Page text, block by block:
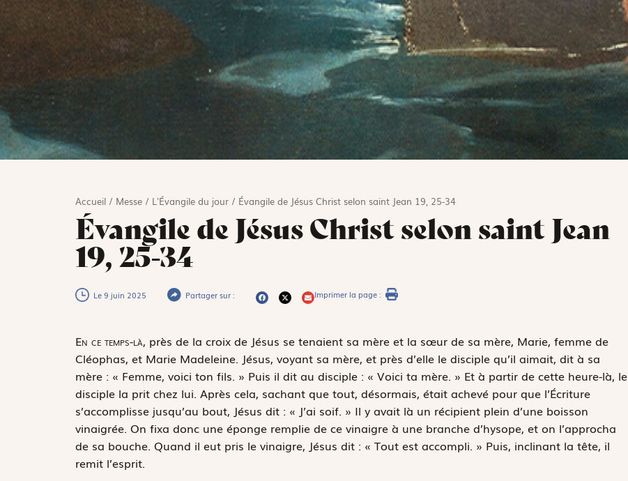
Accueil/ Messe/ L'Évangile du jour/ Évangile de Jésus Christ selon saint Jean 19, 25-34
Évangile de Jésus Christ selon saint Jean
19, 25-34
Le 9 juin 2025 Partager sur : Imprimer la page :
En ce temps-là, près de la croix de Jésus se tenaient sa mère et la sœur de sa mère, Marie, femme de
Cléophas, et Marie Madeleine. Jésus, voyant sa mère, et près d’elle le disciple qu’il aimait, dit à sa
mère : « Femme, voici ton fils. » Puis il dit au disciple : « Voici ta mère. » Et à partir de cette heure-là, le
disciple la prit chez lui. Après cela, sachant que tout, désormais, était achevé pour que l’Écriture
s’accomplisse jusqu’au bout, Jésus dit : « J’ai soif. » Il y avait là un récipient plein d’une boisson
vinaigrée. On fixa donc une éponge remplie de ce vinaigre à une branche d’hysope, et on l’approcha
de sa bouche. Quand il eut pris le vinaigre, Jésus dit : « Tout est accompli. » Puis, inclinant la tête, il
remit l’esprit.